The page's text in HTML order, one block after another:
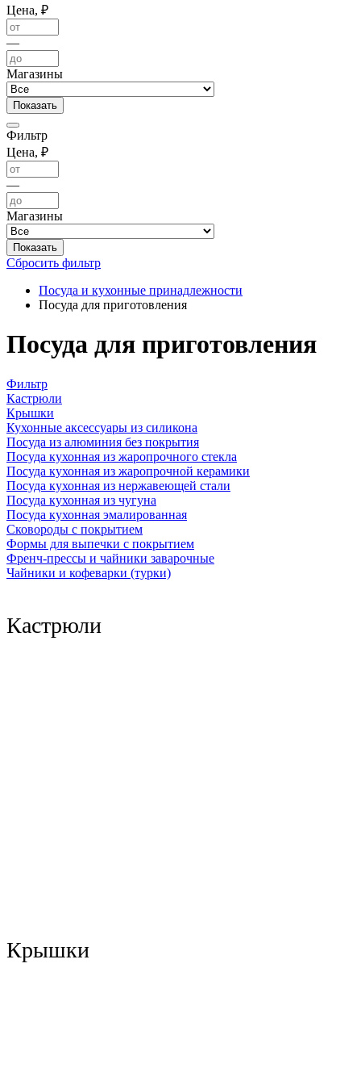
Цена, ₽
—
Магазины
Фильтр
Цена, ₽
—
Магазины
Сбросить фильтр
Посуда и кухонные принадлежности
Посуда для приготовления
Посуда для приготовления
Фильтр
Кастрюли
Крышки
Кухонные аксессуары из силикона
Посуда из алюминия без покрытия
Посуда кухонная из жаропрочного стекла
Посуда кухонная из жаропрочной керамики
Посуда кухонная из нержавеющей стали
Посуда кухонная из чугуна
Посуда кухонная эмалированная
Сковороды с покрытием
Формы для выпечки с покрытием
Френч-прессы и чайники заварочные
Чайники и кофеварки (турки)
Кастрюли
Крышки